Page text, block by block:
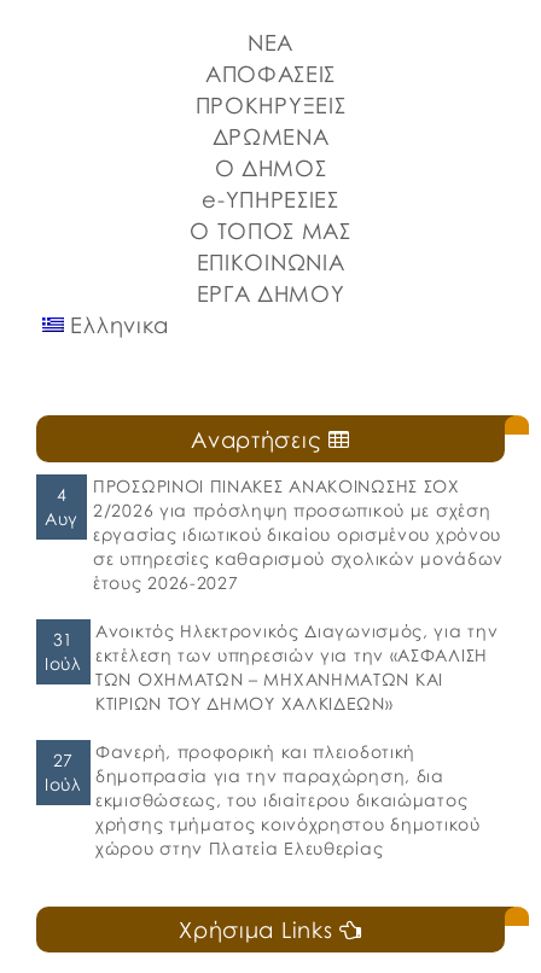
ΝΕΑ
ΑΠΟΦΑΣΕΙΣ
ΠΡΟΚΗΡΥΞΕΙΣ
ΔΡΩΜΕΝΑ
Ο ΔΗΜΟΣ
e-ΥΠΗΡΕΣΙΕΣ
Ο ΤΟΠΟΣ ΜΑΣ
ΕΠΙΚΟΙΝΩΝΙΑ
ΕΡΓΑ ΔΗΜΟΥ
Ελληνικα
Αναρτήσεις
4
Αυγ
ΠΡΟΣΩΡΙΝΟΙ ΠΙΝΑΚΕΣ ΑΝΑΚΟΙΝΩΣΗΣ ΣΟΧ
2/2026 για πρόσληψη προσωπικού με σχέση
εργασίας ιδιωτικού δικαίου ορισμένου χρόνου
σε υπηρεσίες καθαρισμού σχολικών μονάδων
έτους 2026-2027
31
Ιούλ
Ανοικτός Ηλεκτρονικός Διαγωνισμός, για την
εκτέλεση των υπηρεσιών για την «ΑΣΦΑΛΙΣΗ
ΤΩΝ ΟΧΗΜΑΤΩΝ – ΜΗΧΑΝΗΜΑΤΩΝ ΚΑΙ
ΚΤΙΡΙΩΝ ΤΟΥ ΔΗΜΟΥ ΧΑΛΚΙΔΕΩΝ»
27
Ιούλ
Φανερή, προφορική και πλειοδοτική
δημοπρασία για την παραχώρηση, δια
εκμισθώσεως, του ιδιαίτερου δικαιώματος
χρήσης τμήματος κοινόχρηστου δημοτικού
χώρου στην Πλατεία Ελευθερίας
Χρήσιμα Links